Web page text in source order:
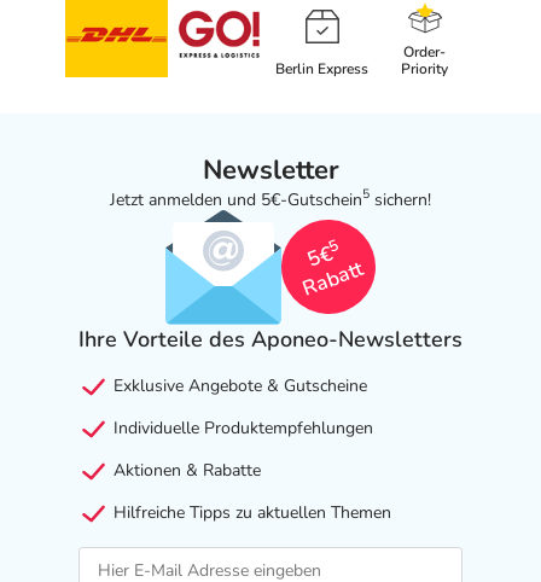
Berlin Express
Order-
Priority
Newsletter
Jetzt anmelden und 5€-Gutschein5 sichern!
5€
5
Rabatt
Ihre Vorteile des Aponeo-Newsletters
Exklusive Angebote & Gutscheine
Individuelle Produktempfehlungen
Aktionen & Rabatte
Hilfreiche Tipps zu aktuellen Themen